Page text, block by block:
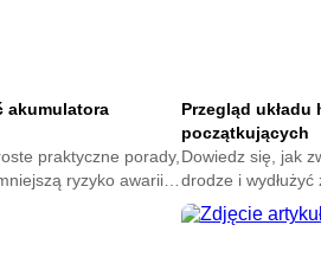
akumulatora
praktyczne porady,
ryzyko awarii,
i obniżą koszty
minimalnym wysiłku.
Przegląd
początkujących
Dowiedz się, jak
drodze i
prostym,
zaczynających